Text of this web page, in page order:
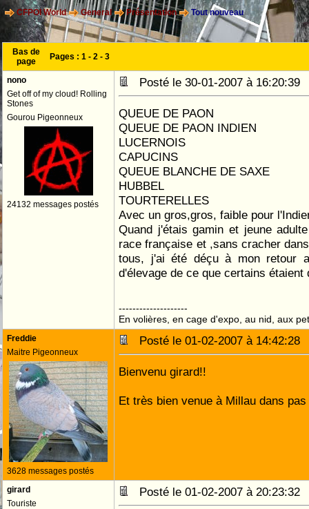
CFPOI World General Présentation Tout nouveau
Bas de
page
Pages : 1 - 2 - 3
nono
Get off of my cloud! Rolling
Stones
Gourou Pigeonneux
24132 messages postés
Posté le 30-01-2007 à
QUEUE DE PAON
QUEUE DE PAON INDIEN
LUCERNOIS
CAPUCINS
QUEUE BLANCHE DE SAXE
HUBBEL
TOURTERELLES
Avec un gros,gros, faible pour
Quand j'étais gamin et jeune
race française et ,sans cracher
tous, j'ai été déçu à mon retour
d'élevage de ce que certains étaient
--------------------
En volières, en cage d'expo, au nid, aux
Freddie
Maitre Pigeonneux
3628 messages postés
Posté le 01-02-2007 à
Bienvenu girard!!
Et très bien venue à Millau dans
girard
Touriste
Posté le 01-02-2007 à